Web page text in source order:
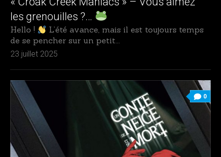
les grenouilles ?…
Hello !
L’été avance, mais il est toujours temps
de se pencher sur un petit...
23 juillet 2025
0